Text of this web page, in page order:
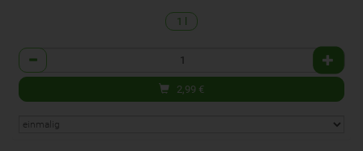
1 l
Anzahl
2,99 €